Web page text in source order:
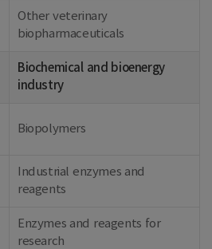
Other veterinary
biopharmaceuticals
Biochemical and bioenergy
industry
Biopolymers
Industrial enzymes and
reagents
Enzymes and reagents for
research